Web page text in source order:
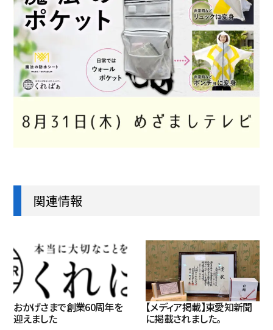
関連情報
おかげさまで創業60周年を
迎えました
【メディア掲載】東愛知新聞
に掲載されました。